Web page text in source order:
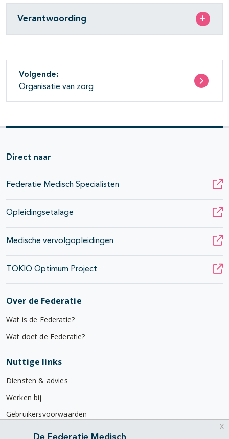
Verantwoording
Volgende:
Organisatie van zorg
Direct naar
Federatie Medisch Specialisten
Opleidingsetalage
Medische vervolgopleidingen
TOKIO Optimum Project
Over de Federatie
Wat is de Federatie?
Wat doet de Federatie?
Nuttige links
Diensten & advies
Werken bij
Gebruikersvoorwaarden
Privacyverklaring
x